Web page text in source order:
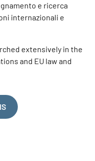
e ricerca
internazionali e
extensively in the
and EU law and